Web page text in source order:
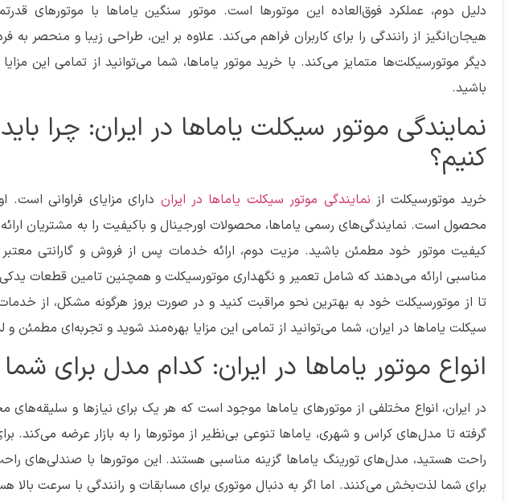
دلیل دوم، عملکرد فوق‌العاده این موتورها است. موتور سنگین یاماها با موتورهای
هیجان‌انگیز از رانندگی را برای کاربران فراهم می‌کند. علاوه بر این، طراحی زیبا و منحصر به
دیگر موتورسیکلت‌ها متمایز می‌کند. با خرید موتور یاماها، شما می‌توانید از تمامی این
باشید.
نمایندگی موتور سیکلت یاماها در ایران: چرا
کنیم؟
خرید موتورسیکلت از نمایندگی موتور سیکلت یاماها در ایران دارای مزایای فراوانی
محصول است. نمایندگی‌های رسمی یاماها، محصولات اورجینال و باکیفیت را به مشتریان
کیفیت موتور خود مطمئن باشید. مزیت دوم، ارائه خدمات پس از فروش و گارانتی
مناسبی ارائه می‌دهند که شامل تعمیر و نگهداری موتورسیکلت و همچنین تامین قطعات
تا از موتورسیکلت خود به بهترین نحو مراقبت کنید و در صورت بروز هرگونه مشکل، از
سیکلت یاماها در ایران، شما می‌توانید از تمامی این مزایا بهره‌مند شوید و تجربه‌ای مطمئن
انواع موتور یاماها در ایران: کدام مدل برای
در ایران، انواع مختلفی از موتورهای یاماها موجود است که هر یک برای نیازها و
گرفته تا مدل‌های کراس و شهری، یاماها تنوعی بی‌نظیر از موتورها را به بازار عرضه می‌کند.
راحت هستید، مدل‌های تورینگ یاماها گزینه مناسبی هستند. این موتورها با صندلی‌های
برای شما لذت‌بخش می‌کنند. اما اگر به دنبال موتوری برای مسابقات و رانندگی با سرعت بالا